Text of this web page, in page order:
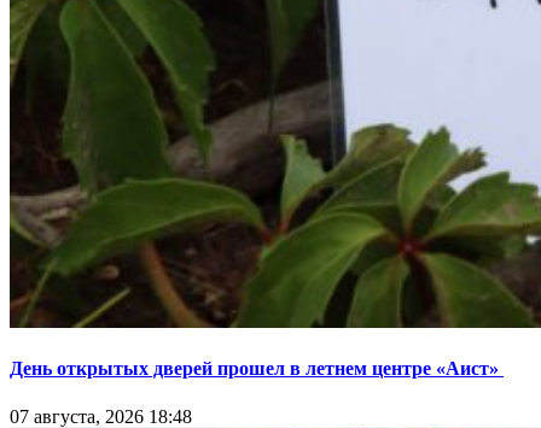
День открытых дверей прошел в летнем центре «Аист»
07 августа, 2026 18:48